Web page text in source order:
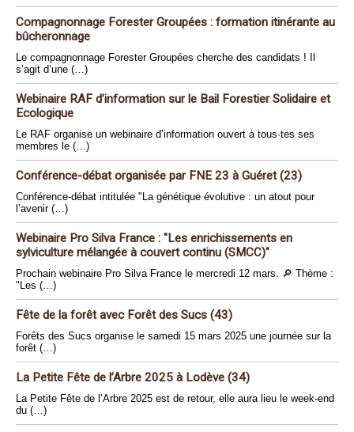
Compagnonnage Forester Groupées : formation itinérante au
bûcheronnage
Le compagnonnage Forester Groupées cherche des candidats ! Il
s’agit d’une (…)
Webinaire RAF d’information sur le Bail Forestier Solidaire et
Ecologique
Le RAF organise un webinaire d’information ouvert à tous·tes ses
membres le (…)
Conférence-débat organisée par FNE 23 à Guéret (23)
Conférence-débat intitulée "La génétique évolutive : un atout pour
l’avenir (…)
Webinaire Pro Silva France : "Les enrichissements en
sylviculture mélangée à couvert continu (SMCC)"
Prochain webinaire Pro Silva France le mercredi 12 mars. 🔎 Thème :
"Les (…)
Fête de la forêt avec Forêt des Sucs (43)
Forêts des Sucs organise le samedi 15 mars 2025 une journée sur la
forêt (…)
La Petite Fête de l’Arbre 2025 à Lodève (34)
La Petite Fête de l’Arbre 2025 est de retour, elle aura lieu le week-end
du (…)